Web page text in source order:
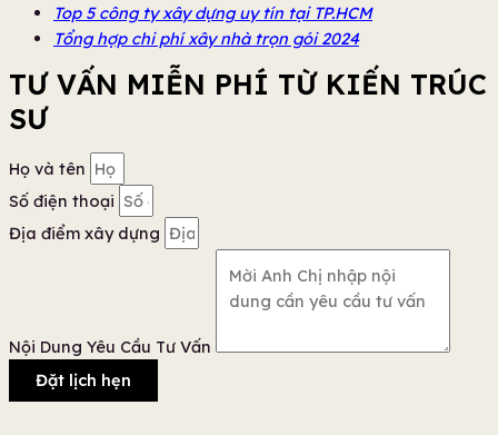
Top 5 công ty xây dựng uy tín tại TP.HCM
Tổng hợp chi phí xây nhà trọn gói 2024
TƯ VẤN MIỄN PHÍ TỪ KIẾN TRÚC
SƯ
Họ và tên
Số điện thoại
Địa điểm xây dựng
Nội Dung Yêu Cầu Tư Vấn
Đặt lịch hẹn